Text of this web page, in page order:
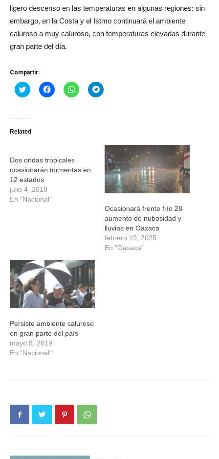
ligero descenso en las temperaturas en algunas regiones; sin
embargo, en la Costa y el Istmo continuará el ambiente
caluroso a muy caluroso, con temperaturas elevadas durante
gran parte del día.
Compartir:
Haz
clic
Twitter
abre
nueva)
Haz
clic
nueva)
Haz
clic
Haz
clic
una
ventana
nueva)
Related
Dos ondas tropicales
ocasionarán tormentas en
12 estados
julio 4, 2018
En "Nacional"
Ocasionará frente frío 28
aumento de nubosidad y
lluvias en Oaxaca
febrero 19, 2025
En "Oaxaca"
Persiste ambiente caluroso
en gran parte del país
mayo 8, 2019
En "Nacional"